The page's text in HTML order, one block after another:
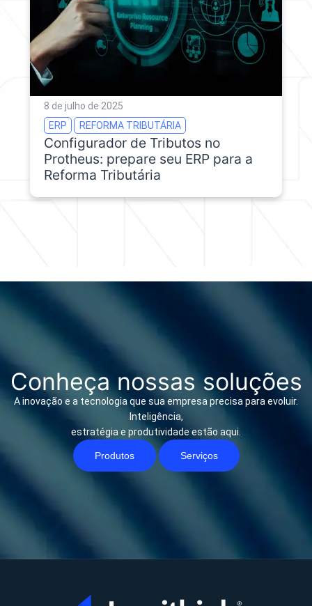
8 de julho de 2025
ERP
REFORMA TRIBUTÁRIA
Configurador de Tributos no
Protheus: prepare seu ERP para a
Reforma Tributária
Conheça nossas soluções
A inovação e a tecnologia que sua empresa precisa para evoluir.
Inteligência,
estratégia e produtividade estão aqui.
Produtos Serviços